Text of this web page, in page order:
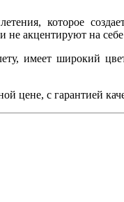
которое
акцентируют на
имеет широкий
цене, с гарантией